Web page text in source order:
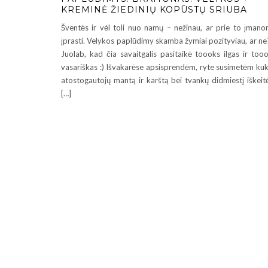
KREMINĖ ŽIEDINIŲ KOPŪSTŲ SRIUBA
Šventės ir vėl toli nuo namų – nežinau, ar prie to
įprasti. Velykos paplūdimy skamba žymiai pozityviau, ar
Juolab, kad čia savaitgalis pasitaikė toooks ilgas ir
vasariškas :) Išvakarėse apsisprendėm, ryte susimetėm
atostogautojų mantą ir karštą bei tvankų didmiestį
[…]